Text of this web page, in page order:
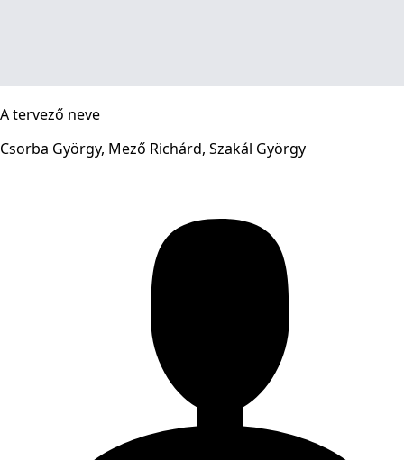
A tervező neve
Csorba György, Mező Richárd, Szakál György